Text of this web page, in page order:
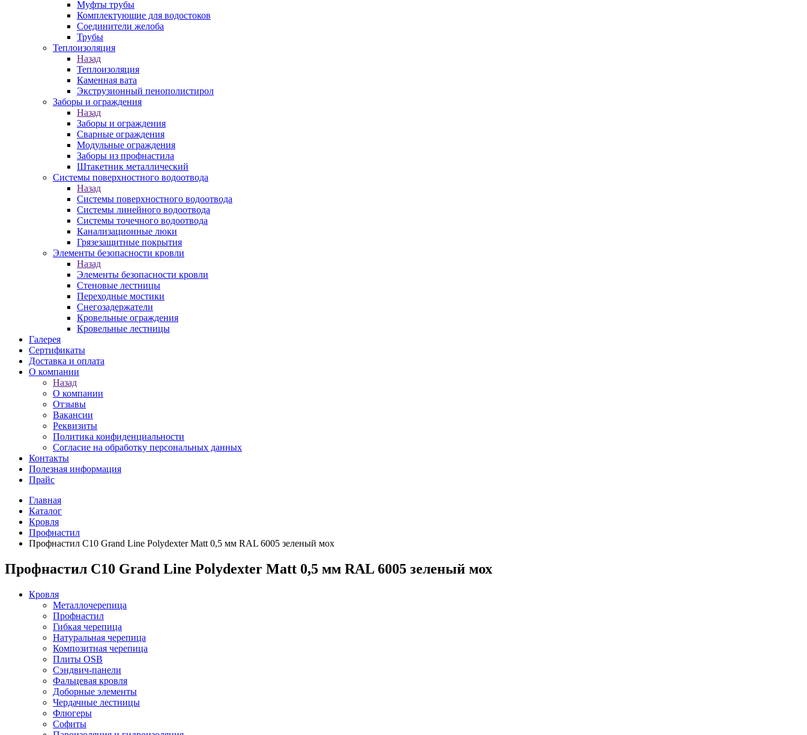
Муфты трубы
Комплектующие для водостоков
Соединители желоба
Трубы
Теплоизоляция
Назад
Теплоизоляция
Каменная вата
Экструзионный пенополистирол
Заборы и ограждения
Назад
Заборы и ограждения
Сварные ограждения
Модульные ограждения
Заборы из профнастила
Штакетник металлический
Системы поверхностного водоотвода
Назад
Системы поверхностного водоотвода
Системы линейного водоотвода
Системы точечного водоотвода
Канализационные люки
Грязезащитные покрытия
Элементы безопасности кровли
Назад
Элементы безопасности кровли
Стеновые лестницы
Переходные мостики
Снегозадержатели
Кровельные ограждения
Кровельные лестницы
Галерея
Сертификаты
Доставка и оплата
О компании
Назад
О компании
Отзывы
Вакансии
Реквизиты
Политика конфиденциальности
Согласие на обработку персональных данных
Контакты
Полезная информация
Прайс
Главная
Каталог
Кровля
Профнастил
Профнастил С10 Grand Line Polydexter Matt 0,5 мм RAL 6005 зеленый мох
Профнастил С10 Grand Line Polydexter Matt 0,5 мм RAL 6005 зеленый мох
Кровля
Металлочерепица
Профнастил
Гибкая черепица
Натуральная черепица
Композитная черепица
Плиты OSB
Сэндвич-панели
Фальцевая кровля
Доборные элементы
Чердачные лестницы
Флюгеры
Софиты